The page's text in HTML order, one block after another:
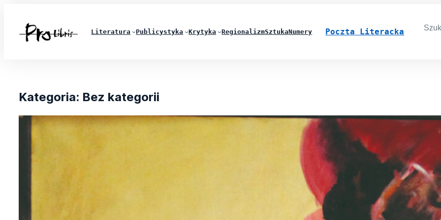
Literatura Publicystyka Krytyka RegionalizmSztukaNumery Poczta Literacka
for:
Kategoria: Bez kategorii